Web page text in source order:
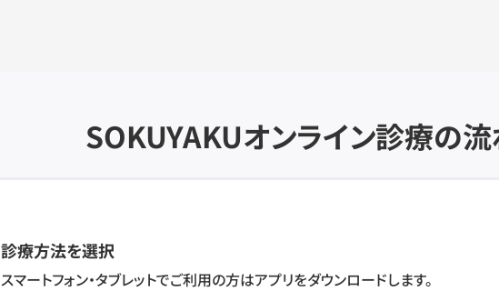
SOKUYAKUオンライン診療の
診療方法を選択
スマートフォン・タブレットでご利用の方はアプリをダウンロードします。